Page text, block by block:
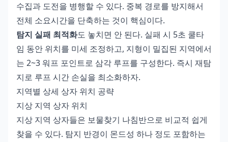
수집과 도전을 병행할 수 있다. 중복 경로를 방지해서
전체 소요시간을 단축하는 것이 핵심이다.
탐지 실패 최적화도 놓치면 안 된다. 실패 시 5초 쿨타
임 동안 위치를 미세 조정하고, 지형이 밀집된 지역에서
는 2~3 워프 포인트로 삼각 루프를 구성한다. 즉시 재탐
지로 루프 시간 손실을 최소화하자.
지역별 상세 상자 위치 공략
지상 지역 상자 위치
지상 지역 상자들은 보물찾기 나침반으로 비교적 쉽게
찾을 수 있다. 탐지 반경이 몬드성 하나 정도 포함하는